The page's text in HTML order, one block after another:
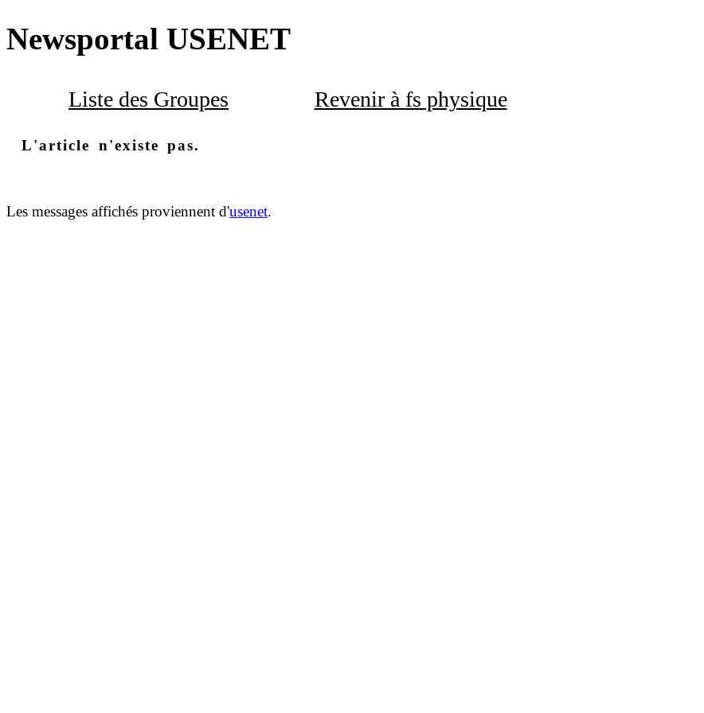
Newsportal USENET
Liste des Groupes Revenir à fs physique
L'article n'existe pas.
Les messages affichés proviennent d'usenet.